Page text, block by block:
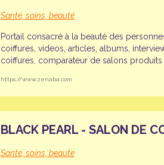
Santé, soins, beauté
Portail consacré à la beauté des
coiffures, videos, articles, albums,
coiffures, comparateur de salons
https://www.zenaba.com
BLACK PEARL - SALON DE
Santé, soins, beauté